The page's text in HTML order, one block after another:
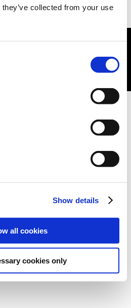
collected from your use
Show details
all cookies
cookies only